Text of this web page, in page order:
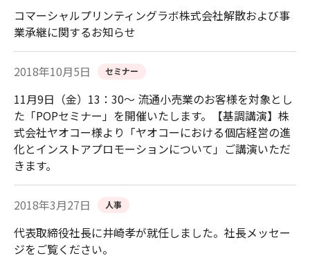
コマーシャルプリンティングラボ株式会社解散および事
業承継に関するお知らせ
2018年10月5日 セミナー
11月9日（金）13：30〜 流通小売業のお客様を対象とし
た「POPセミナー」を開催いたします。【基調講演】株
式会社ヤオコー様より「ヤオコーにおける個店経営の進
化とインストアプロモーションについて」ご講演いただ
きます。
2018年3月27日 人事
代表取締役社長に井崎孝が就任しました。社長メッセー
ジをご覧ください。